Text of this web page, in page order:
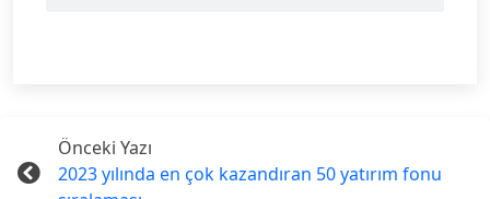
Önceki Yazı
2023 yılında en çok kazandıran 50 yatırım fonu